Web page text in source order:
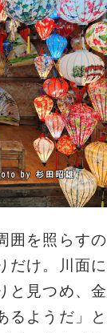
囲を照らすの
だけ。川面に
と見つめ、金
るようだ」と